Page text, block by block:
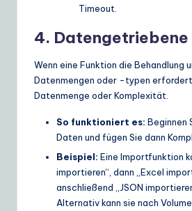
Timeout.
4.
Wenn eine Funktion die Behandlung
Datenmengen oder -typen
Datenmenge oder Komplexität.
So funktioniert es: Beginnen
Daten und fügen Sie dann
Beispiel: Eine Importfunktion
importieren“, dann „Excel
anschließend „JSON
Alternativ kann sie nach